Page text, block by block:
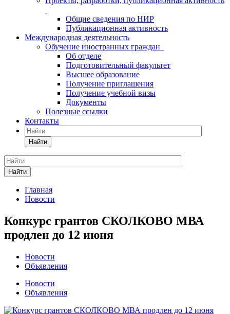
Общие сведения по НИР
Публикационная активность
Международная деятельность
Обучение иностранных граждан
Об отделе
Подготовительный факультет
Высшее образование
Получение приглашения
Получение учебной визы
Документы
Полезные ссылки
Контакты
Найти
Найти
Главная
Новости
Конкурс грантов СКОЛКОВО МВА
продлен до 12 июня
Новости
Объявления
Новости
Объявления